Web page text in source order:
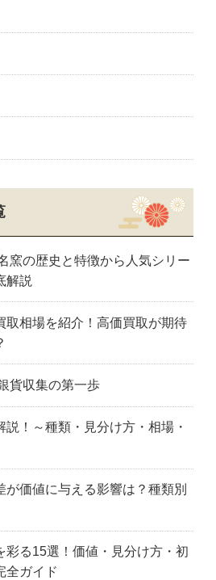
窯の歴史と特徴から人気シリー
解説
取相場を紹介！高価買取が期待
貨収集の第一歩
！～種類・見分け方・相場・
が価値に与える影響は？種類別
彩る15選！価値・見分け方・初
全ガイド